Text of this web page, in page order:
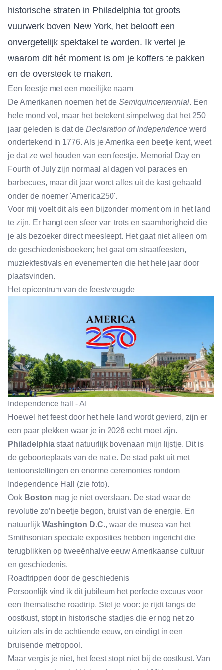
historische straten in Philadelphia tot groots
vuurwerk boven New York, het belooft een
onvergetelijk spektakel te worden. Ik vertel je
waarom dit hét moment is om je koffers te pakken
en de oversteek te maken.
Een feestje met een moeilijke naam
De Amerikanen noemen het de Semiquincentennial. Een
hele mond vol, maar het betekent simpelweg dat het 250
jaar geleden is dat de Declaration of Independence werd
ondertekend in 1776. Als je Amerika een beetje kent, weet
je dat ze wel houden van een feestje. Memorial Day en
Fourth of July zijn normaal al dagen vol parades en
barbecues, maar dit jaar wordt alles uit de kast gehaald
onder de noemer 'America250'.
Voor mij voelt dit als een bijzonder moment om in het land
te zijn. Er hangt een sfeer van trots en saamhorigheid die
je als bezoeker direct meesleept. Het gaat niet alleen om
de geschiedenisboeken; het gaat om straatfeesten,
muziekfestivals en evenementen die het hele jaar door
plaatsvinden.
Het epicentrum van de feestvreugde
Independence hall - AI
Hoewel het feest door het hele land wordt gevierd, zijn er
een paar plekken waar je in 2026 echt moet zijn.
Philadelphia staat natuurlijk bovenaan mijn lijstje. Dit is
de geboorteplaats van de natie. De stad pakt uit met
tentoonstellingen en enorme ceremonies rondom
Independence Hall (zie foto).
Ook Boston mag je niet overslaan. De stad waar de
revolutie zo’n beetje begon, bruist van de energie. En
natuurlijk Washington D.C., waar de musea van het
Smithsonian speciale exposities hebben ingericht die
terugblikken op tweeënhalve eeuw Amerikaanse cultuur
en geschiedenis.
Roadtrippen door de geschiedenis
Persoonlijk vind ik dit jubileum het perfecte excuus voor
een thematische roadtrip. Stel je voor: je rijdt langs de
oostkust, stopt in historische stadjes die er nog net zo
uitzien als in de achtiende eeuw, en eindigt in een
bruisende metropool.
Maar vergis je niet, het feest stopt niet bij de oostkust. Van